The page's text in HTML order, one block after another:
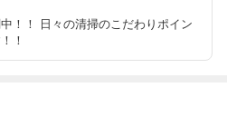
！！ 日々の清掃のこだわりポイン
！